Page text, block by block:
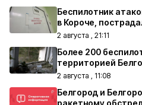
Беспилотник
в Короче,
2 августа , 21:11
Более 200
территорией
2 августа , 11:08
Белгород и
ракетному